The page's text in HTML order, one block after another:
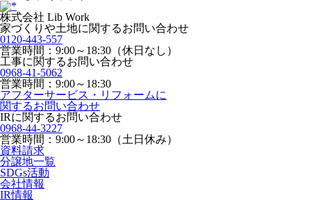
株式会社 Lib Work
家づくりや土地に関するお問い合わせ
0120-443-557
営業時間：9:00～18:30（休日なし）
工事に関するお問い合わせ
0968-41-5062
営業時間：9:00～18:30
アフターサービス・リフォームに
関するお問い合わせ
IRに関するお問い合わせ
0968-44-3227
営業時間：9:00～18:30（土日休み）
資料請求
分譲地一覧
SDGs活動
会社情報
IR情報